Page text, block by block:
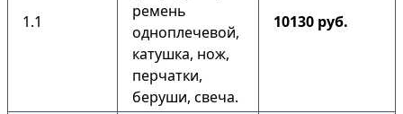
1.1
ремень
одноплечевой,
катушка, нож,
перчатки,
беруши, свеча.
10130 руб.